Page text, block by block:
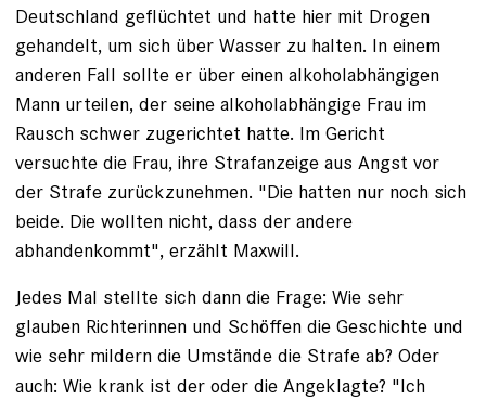
Deutschland geflüchtet und hatte hier mit Drogen
gehandelt, um sich über Wasser zu halten. In einem
anderen Fall sollte er über einen alkoholabhängigen
Mann urteilen, der seine alkoholabhängige Frau im
Rausch schwer zugerichtet hatte. Im Gericht
versuchte die Frau, ihre Strafanzeige aus Angst vor
der Strafe zurückzunehmen. "Die hatten nur noch sich
beide. Die wollten nicht, dass der andere
abhandenkommt", erzählt Maxwill.
Jedes Mal stellte sich dann die Frage: Wie sehr
glauben Richterinnen und Schöffen die Geschichte und
wie sehr mildern die Umstände die Strafe ab? Oder
auch: Wie krank ist der oder die Angeklagte? "Ich